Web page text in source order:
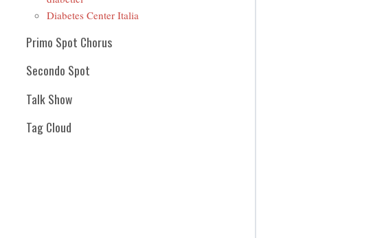
Diabetes Center Italia
Primo Spot Chorus
Secondo Spot
Talk Show
Tag Cloud